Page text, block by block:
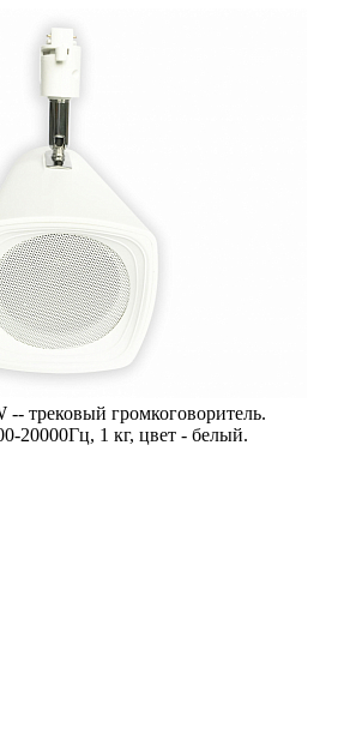
трековый громкоговоритель.
20000Гц, 1 кг, цвет - белый.